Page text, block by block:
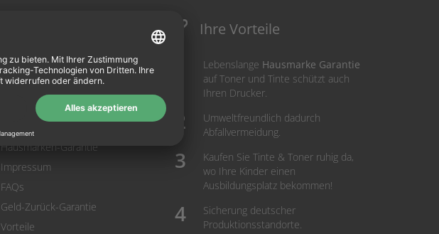
Über uns
AGB
Datenschutz
Hausmarken-Garantie
Impressum
FAQs
Geld-Zurück-Garantie
Vorteile
Ihre Vorteile
Lebenslange Hausmarke Garantie
auf Toner und Tinte schützt auch
Ihren Drucker.
Umweltfreundlich dadurch
Abfallvermeidung.
Kaufen Sie Tinte & Toner ruhig da,
wo Ihre Kinder einen
Ausbildungsplatz bekommen!
Sicherung deutscher
Produktionsstandorte.